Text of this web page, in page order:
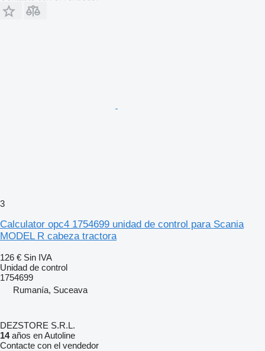
3
Calculator opc4 1754699 unidad de control para Scania
MODEL R cabeza tractora
126 € Sin IVA
Unidad de control
1754699
Rumanía, Suceava
DEZSTORE S.R.L.
14años en Autoline
Contacte con el vendedor